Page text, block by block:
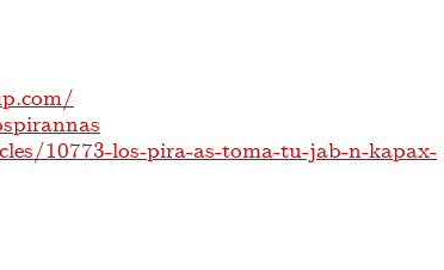
10773-los-pira-as-toma-tu-jab-n-kapax-